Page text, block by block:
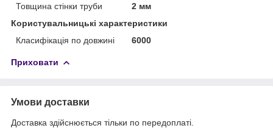
Товщина стінки труби
2 мм
Користувальницькі характеристики
Класифікація по довжині
6000
Приховати
Умови доставки
Доставка здійснюється тільки по передоплаті.